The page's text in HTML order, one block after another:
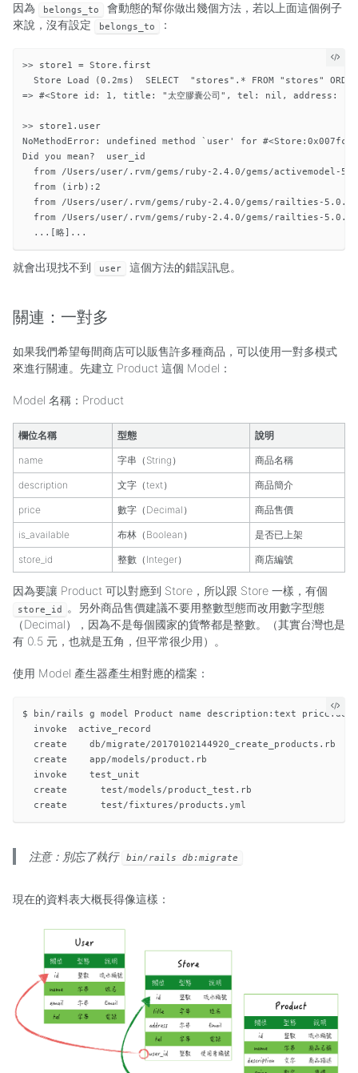
因為 belongs_to
會動態的幫你做出幾個方法，若以上面這個例子
來說，沒有設定
belongs_to ：
>> store1 = Store.first
Store Load (0.2ms)  SELECT  "stores".* FROM "stores"
=> #<Store id: 1, title: "太空膠囊公司", tel: nil, address:
>> store1.user
NoMethodError: undefined method `user' for
Did you mean?  user_id
from /Users/user/.rvm/gems/ruby-2.4.0/gems/activemodel-
  from (irb):2
from /Users/user/.rvm/gems/ruby-2.4.0/gems/railties-
from /Users/user/.rvm/gems/ruby-2.4.0/gems/railties-
就會出現找不到 user 這個方法的錯誤訊息。
關連：一對多
如果我們希望每間商店可以販售許多種商品，可以使用一對多模式
來進行關連。先建立 Product 這個 Model：
Model 名稱：Product
欄位名稱 型態 說明
name 字串（String） 商品名稱
description 文字（text） 商品簡介
price 數字（Decimal） 商品售價
is_available 布林（Boolean） 是否已上架
store_id 整數（Integer） 商店編號
因為要讓 Product 可以對應到 Store，所以跟 Store 一樣，有個
store_id
。另外商品售價建議不要用整數型態而改用數字型態
（Decimal），因為不是每個國家的貨幣都是整數。（其實台灣也是
有 0.5 元，也就是五角，但平常很少用）。
使用 Model 產生器產生相對應的檔案：
$ bin/rails g model Product name description:text
  invoke  active_record
  create    db/migrate/20170102144920_create_products.rb
  create    app/models/product.rb
  invoke    test_unit
  create      test/models/product_test.rb
注意：別忘了執行 bin/rails db:migrate
現在的資料表大概長得像這樣：